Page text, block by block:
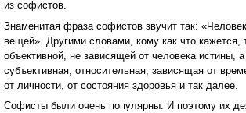
из софистов.
Знаменитая фраза софистов звучит так:
вещей». Другими словами, кому как что кажется,
объективной, не зависящей от человека истины, а
субъективная, относительная, зависящая от
от личности, от состояния здоровья и так далее.
Софисты были очень популярны. И поэтому их